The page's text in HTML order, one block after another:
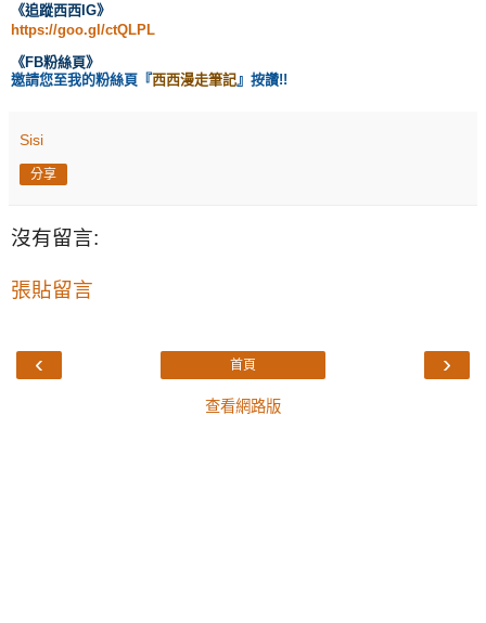
《追蹤西西IG》
https://goo.gl/ctQLPL
《FB粉絲頁》
邀請您至我的粉絲頁 『西西漫走筆記 』按讚!!
Sisi
分享
沒有留言:
張貼留言
‹ ›
首頁
查看網路版